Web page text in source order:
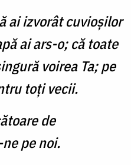
ai izvorât cuvioşilor
ai ars-o; că toate
voirea Ta; pe
toţi vecii.
de
pe noi.